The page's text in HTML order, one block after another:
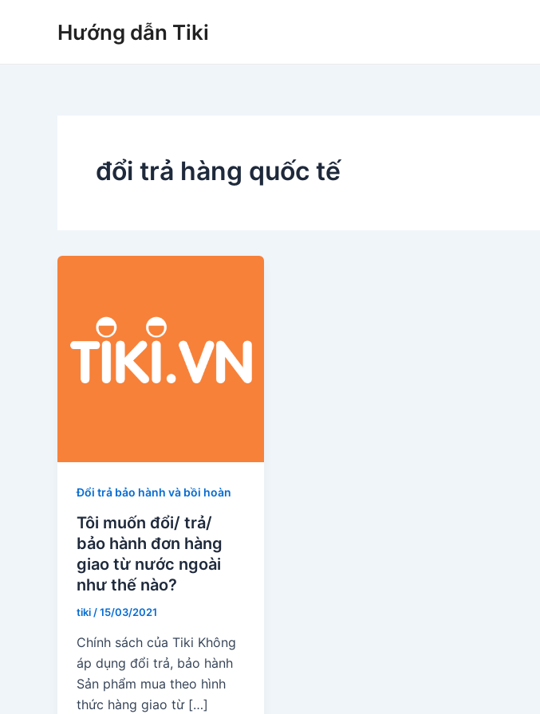
Hướng dẫn Tiki
đổi trả hàng quốc tế
Đổi trả bảo hành và bồi hoàn
Tôi muốn đổi/ trả/
bảo hành đơn hàng
giao từ nước ngoài
như thế nào?
tiki/15/03/2021
Chính sách của Tiki Không
áp dụng đổi trả, bảo hành
Sản phẩm mua theo hình
thức hàng giao từ […]